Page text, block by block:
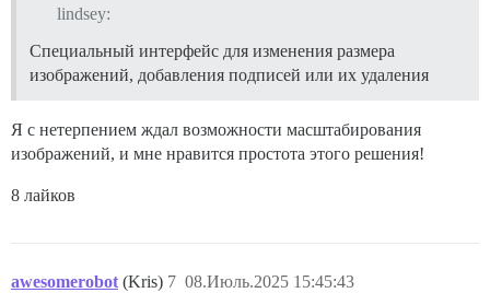
lindsey:
Специальный интерфейс для изменения размера
изображений, добавления подписей или их удаления
Я с нетерпением ждал возможности масштабирования
изображений, и мне нравится простота этого решения!
8 лайков
awesomerobot (Kris) 08.Июль.2025 15:45:43
7